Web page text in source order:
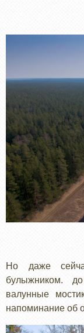
Но даже
булыжником.
валунные
напоминание об